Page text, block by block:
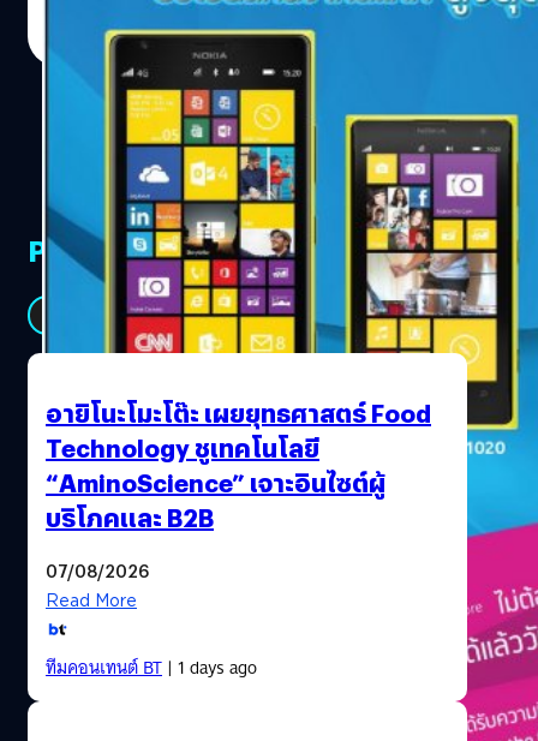
Read More
PR Partners
อายิโนะโมะโต๊ะ เผยยุทธศาสตร์ Food
Technology ชูเทคโนโลยี
“AminoScience” เจาะอินไซต์ผู้
บริโภคและ B2B
07/08/2026
Read More
ทีมคอนเทนต์ BT| 1 days ago